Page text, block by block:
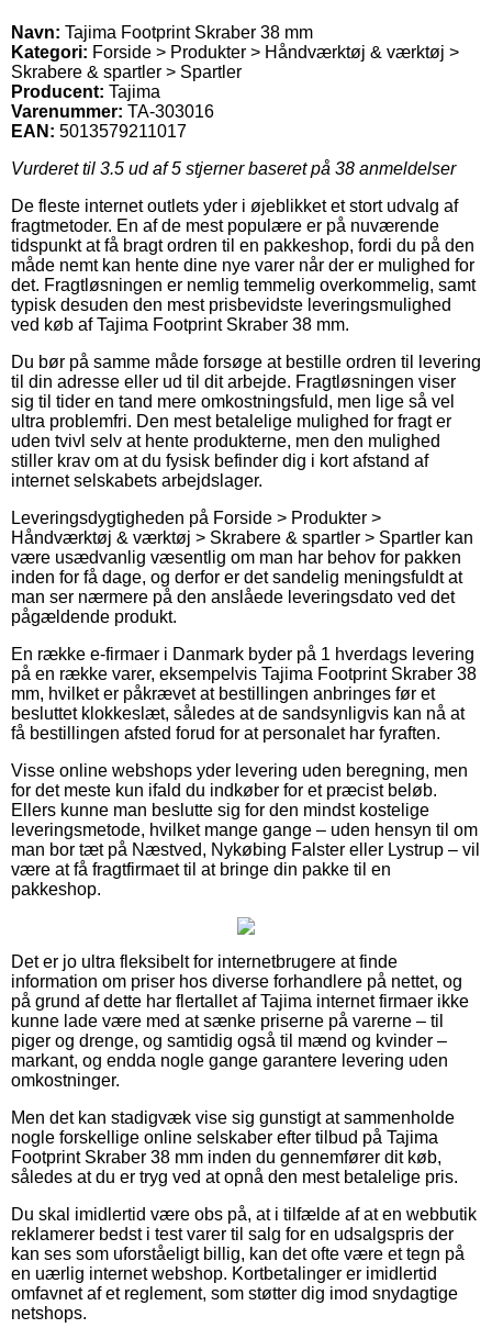
Navn: Tajima Footprint Skraber 38 mm
Kategori: Forside > Produkter > Håndværktøj & værktøj >
Skrabere & spartler > Spartler
Producent: Tajima
Varenummer: TA-303016
EAN: 5013579211017
Vurderet til 3.5 ud af 5 stjerner baseret på 38 anmeldelser
De fleste internet outlets yder i øjeblikket et stort udvalg af
fragtmetoder. En af de mest populære er på nuværende
tidspunkt at få bragt ordren til en pakkeshop, fordi du på den
måde nemt kan hente dine nye varer når der er mulighed for
det. Fragtløsningen er nemlig temmelig overkommelig, samt
typisk desuden den mest prisbevidste leveringsmulighed
ved køb af Tajima Footprint Skraber 38 mm.
Du bør på samme måde forsøge at bestille ordren til levering
til din adresse eller ud til dit arbejde. Fragtløsningen viser
sig til tider en tand mere omkostningsfuld, men lige så vel
ultra problemfri. Den mest betalelige mulighed for fragt er
uden tvivl selv at hente produkterne, men den mulighed
stiller krav om at du fysisk befinder dig i kort afstand af
internet selskabets arbejdslager.
Leveringsdygtigheden på Forside > Produkter >
Håndværktøj & værktøj > Skrabere & spartler > Spartler kan
være usædvanlig væsentlig om man har behov for pakken
inden for få dage, og derfor er det sandelig meningsfuldt at
man ser nærmere på den anslåede leveringsdato ved det
pågældende produkt.
En række e-firmaer i Danmark byder på 1 hverdags levering
på en række varer, eksempelvis Tajima Footprint Skraber 38
mm, hvilket er påkrævet at bestillingen anbringes før et
besluttet klokkeslæt, således at de sandsynligvis kan nå at
få bestillingen afsted forud for at personalet har fyraften.
Visse online webshops yder levering uden beregning, men
for det meste kun ifald du indkøber for et præcist beløb.
Ellers kunne man beslutte sig for den mindst kostelige
leveringsmetode, hvilket mange gange – uden hensyn til om
man bor tæt på Næstved, Nykøbing Falster eller Lystrup – vil
være at få fragtfirmaet til at bringe din pakke til en
pakkeshop.
Det er jo ultra fleksibelt for internetbrugere at finde
information om priser hos diverse forhandlere på nettet, og
på grund af dette har flertallet af Tajima internet firmaer ikke
kunne lade være med at sænke priserne på varerne – til
piger og drenge, og samtidig også til mænd og kvinder –
markant, og endda nogle gange garantere levering uden
omkostninger.
Men det kan stadigvæk vise sig gunstigt at sammenholde
nogle forskellige online selskaber efter tilbud på Tajima
Footprint Skraber 38 mm inden du gennemfører dit køb,
således at du er tryg ved at opnå den mest betalelige pris.
Du skal imidlertid være obs på, at i tilfælde af at en webbutik
reklamerer bedst i test varer til salg for en udsalgspris der
kan ses som uforståeligt billig, kan det ofte være et tegn på
en uærlig internet webshop. Kortbetalinger er imidlertid
omfavnet af et reglement, som støtter dig imod snydagtige
netshops.